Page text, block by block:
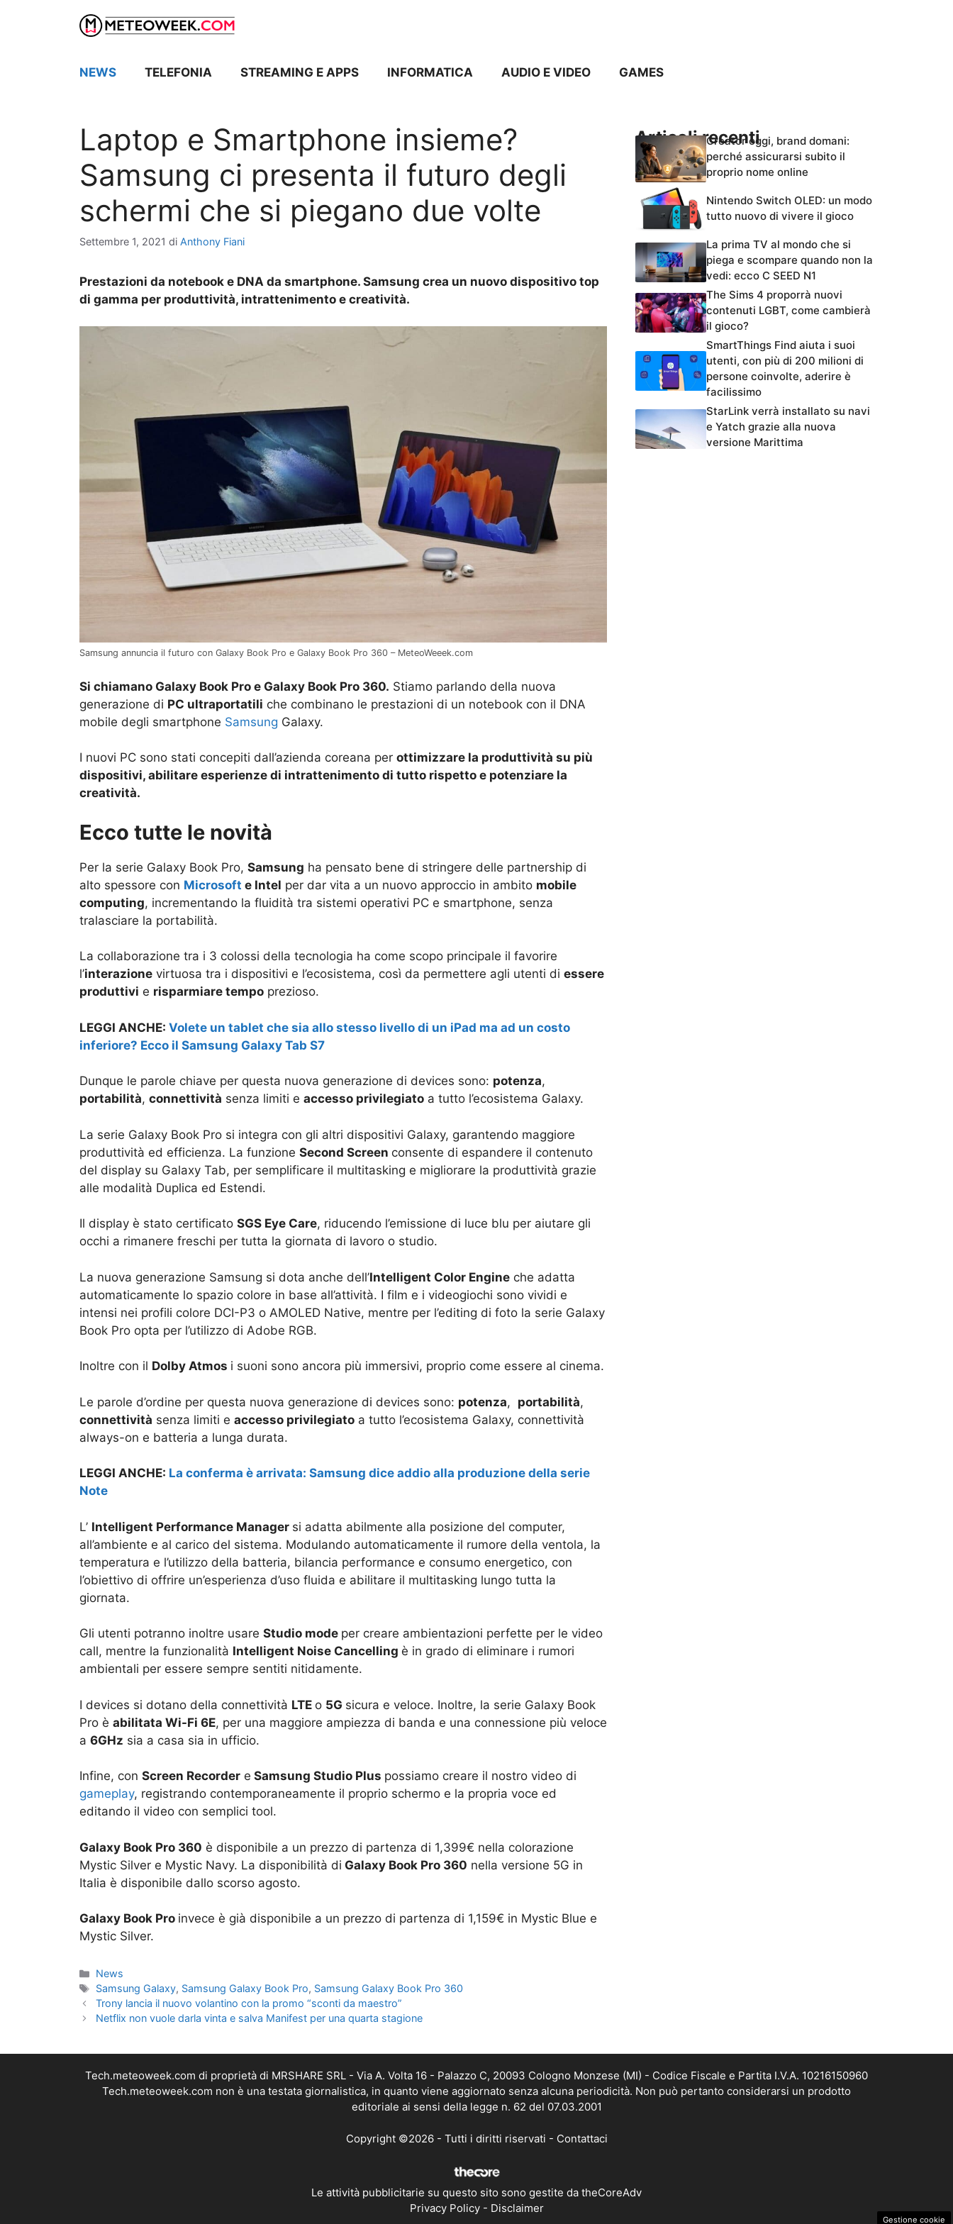
NEWS TELEFONIA STREAMING E APPS INFORMATICA AUDIO E VIDEO GAMES
Laptop e Smartphone insieme?
Samsung ci presenta il futuro degli
schermi che si piegano due volte
Settembre 1, 2021 di Anthony Fiani
Prestazioni da notebook e DNA da smartphone. Samsung crea un nuovo dispositivo top
di gamma per produttività, intrattenimento e creatività.
Samsung annuncia il futuro con Galaxy Book Pro e Galaxy Book Pro 360 – MeteoWeeek.com
Si chiamano Galaxy Book Pro e Galaxy Book Pro 360. Stiamo parlando della nuova
generazione di PC ultraportatili che combinano le prestazioni di un notebook con il DNA
mobile degli smartphone Samsung Galaxy.
I nuovi PC sono stati concepiti dall’azienda coreana per ottimizzare la produttività su più
dispositivi, abilitare esperienze di intrattenimento di tutto rispetto e potenziare la
creatività.
Ecco tutte le novità
Per la serie Galaxy Book Pro, Samsung ha pensato bene di stringere delle partnership di
alto spessore con Microsoft e Intel per dar vita a un nuovo approccio in ambito mobile
computing, incrementando la fluidità tra sistemi operativi PC e smartphone, senza
tralasciare la portabilità.
La collaborazione tra i 3 colossi della tecnologia ha come scopo principale il favorire
l’interazione virtuosa tra i dispositivi e l’ecosistema, così da permettere agli utenti di essere
produttivi e risparmiare tempo prezioso.
LEGGI ANCHE: Volete un tablet che sia allo stesso livello di un iPad ma ad un costo
inferiore? Ecco il Samsung Galaxy Tab S7
Dunque le parole chiave per questa nuova generazione di devices sono: potenza,
portabilità, connettività senza limiti e accesso privilegiato a tutto l’ecosistema Galaxy.
La serie Galaxy Book Pro si integra con gli altri dispositivi Galaxy, garantendo maggiore
produttività ed efficienza. La funzione Second Screen consente di espandere il contenuto
del display su Galaxy Tab, per semplificare il multitasking e migliorare la produttività grazie
alle modalità Duplica ed Estendi.
Il display è stato certificato SGS Eye Care, riducendo l’emissione di luce blu per aiutare gli
occhi a rimanere freschi per tutta la giornata di lavoro o studio.
La nuova generazione Samsung si dota anche dell’Intelligent Color Engine che adatta
automaticamente lo spazio colore in base all’attività. I film e i videogiochi sono vividi e
intensi nei profili colore DCI-P3 o AMOLED Native, mentre per l’editing di foto la serie Galaxy
Book Pro opta per l’utilizzo di Adobe RGB.
Inoltre con il Dolby Atmos i suoni sono ancora più immersivi, proprio come essere al cinema.
Le parole d’ordine per questa nuova generazione di devices sono: potenza, portabilità,
connettività senza limiti e accesso privilegiato a tutto l’ecosistema Galaxy, connettività
always-on e batteria a lunga durata.
LEGGI ANCHE: La conferma è arrivata: Samsung dice addio alla produzione della serie
Note
L’ Intelligent Performance Manager si adatta abilmente alla posizione del computer,
all’ambiente e al carico del sistema. Modulando automaticamente il rumore della ventola, la
temperatura e l’utilizzo della batteria, bilancia performance e consumo energetico, con
l’obiettivo di offrire un’esperienza d’uso fluida e abilitare il multitasking lungo tutta la
giornata.
Gli utenti potranno inoltre usare Studio mode per creare ambientazioni perfette per le video
call, mentre la funzionalità Intelligent Noise Cancelling è in grado di eliminare i rumori
ambientali per essere sempre sentiti nitidamente.
I devices si dotano della connettività LTE o 5G sicura e veloce. Inoltre, la serie Galaxy Book
Pro è abilitata Wi-Fi 6E, per una maggiore ampiezza di banda e una connessione più veloce
a 6GHz sia a casa sia in ufficio.
Infine, con Screen Recorder e Samsung Studio Plus possiamo creare il nostro video di
gameplay, registrando contemporaneamente il proprio schermo e la propria voce ed
editando il video con semplici tool.
Galaxy Book Pro 360 è disponibile a un prezzo di partenza di 1,399€ nella colorazione
Mystic Silver e Mystic Navy. La disponibilità di Galaxy Book Pro 360 nella versione 5G in
Italia è disponibile dallo scorso agosto.
Galaxy Book Pro invece è già disponibile a un prezzo di partenza di 1,159€ in Mystic Blue e
Mystic Silver.
Categorie
News
Tag
Samsung Galaxy, Samsung Galaxy Book Pro, Samsung Galaxy Book Pro 360
Trony lancia il nuovo volantino con la promo “sconti da maestro”
Netflix non vuole darla vinta e salva Manifest per una quarta stagione
Articoli recentiCreator oggi, brand domani:
perché assicurarsi subito il
proprio nome online
Nintendo Switch OLED: un modo
tutto nuovo di vivere il gioco
La prima TV al mondo che si
piega e scompare quando non la
vedi: ecco C SEED N1
The Sims 4 proporrà nuovi
contenuti LGBT, come cambierà
il gioco?
SmartThings Find aiuta i suoi
utenti, con più di 200 milioni di
persone coinvolte, aderire è
facilissimo
StarLink verrà installato su navi
e Yatch grazie alla nuova
versione Marittima
Tech.meteoweek.com di proprietà di MRSHARE SRL - Via A. Volta 16 - Palazzo C, 20093 Cologno Monzese (MI) - Codice Fiscale e Partita I.V.A. 10216150960
Tech.meteoweek.com non è una testata giornalistica, in quanto viene aggiornato senza alcuna periodicità. Non può pertanto considerarsi un prodotto
editoriale ai sensi della legge n. 62 del 07.03.2001
Copyright ©2026 - Tutti i diritti riservati - Contattaci
Le attività pubblicitarie su questo sito sono gestite da theCoreAdv
Privacy Policy- Disclaimer
Gestione cookie